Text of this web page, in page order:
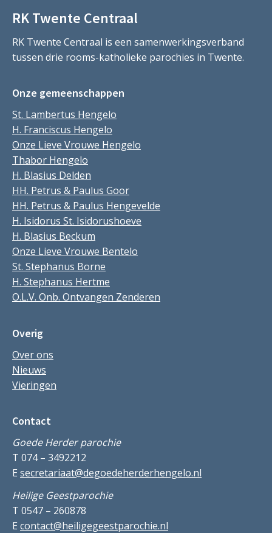
RK Twente Centraal
RK Twente Centraal is een samenwerkingsverband
tussen drie rooms-katholieke parochies in Twente.
Onze gemeenschappen
St. Lambertus Hengelo
H. Franciscus Hengelo
Onze Lieve Vrouwe Hengelo
Thabor Hengelo
H. Blasius Delden
HH. Petrus & Paulus Goor
HH. Petrus & Paulus Hengevelde
H. Isidorus St. Isidorushoeve
H. Blasius Beckum
Onze Lieve Vrouwe Bentelo
St. Stephanus Borne
H. Stephanus Hertme
O.L.V. Onb. Ontvangen Zenderen
Overig
Over ons
Nieuws
Vieringen
Contact
Goede Herder parochie
T 074 – 3492212
E secretariaat@degoedeherderhengelo.nl
Heilige Geestparochie
T 0547 – 260878
E contact@heiligegeestparochie.nl